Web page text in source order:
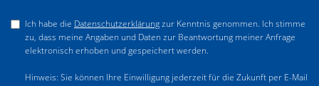
Ich habe die Datenschutzerklärungzur Kenntnis genommen. Ich stimme
zu, dass meine Angaben und Daten zur Beantwortung meiner Anfrage
elektronisch erhoben und gespeichert werden.
Hinweis: Sie können Ihre Einwilligung jederzeit für die Zukunft per E-Mail